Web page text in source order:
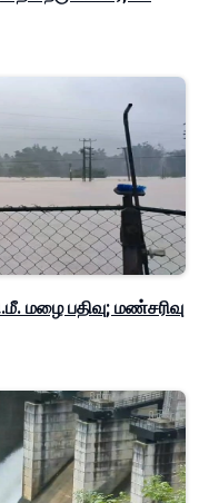
மழை பதிவு; மண்சரிவு